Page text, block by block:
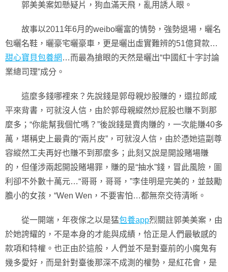
郭美美案如懸疑片，狗血滿天飛，亂用誘人眼。
故事以2011年6月的weibo曬富的情勢，強勢退場，曬名
包曬名鞋，曬豪宅曬豪車，更是曬出虛實難辨的51億貸款…
甜心寶貝包養網 …而最為搶眼的天然是曬出“中國紅十字討論
業總司理”成分。
這麼多錢哪裡來？先說錢是郭母親炒股賺的，還拉郎咸
平來背書，可就沒人信，由於郭母親縱然炒屁股也賺不到那
麼多；“你能幫我個忙嗎？”後說錢是賣肉賺的，一次能賺40多
萬，堪稱史上最貴的“兩片皮”，可就沒人信，由於憑她這副尊
容縱然工夫再好也賺不到那麼多；此刻又說是開設賭場賺
的，但僅涉兩起開設賭場罪，賺的是“抽水”錢，冒此風險，圖
利卻不外數十萬元…“哥哥，哥哥，”李佳明是完美的，並鼓勵
膽小的女孩，“Wen Wen，不要害怕…都無奈交待清晰。
從一開端，年夜傢之以是猛包養app烈關註郭美美案，由
於她誇耀的，不是本身的才能與成績，恰正是人們最敏感的
款項和特權。也正由於這般，人們並不是對臺前的小魔鬼有
幾多愛好，而是針對臺後那深不成測的權勢，是紅花會，是